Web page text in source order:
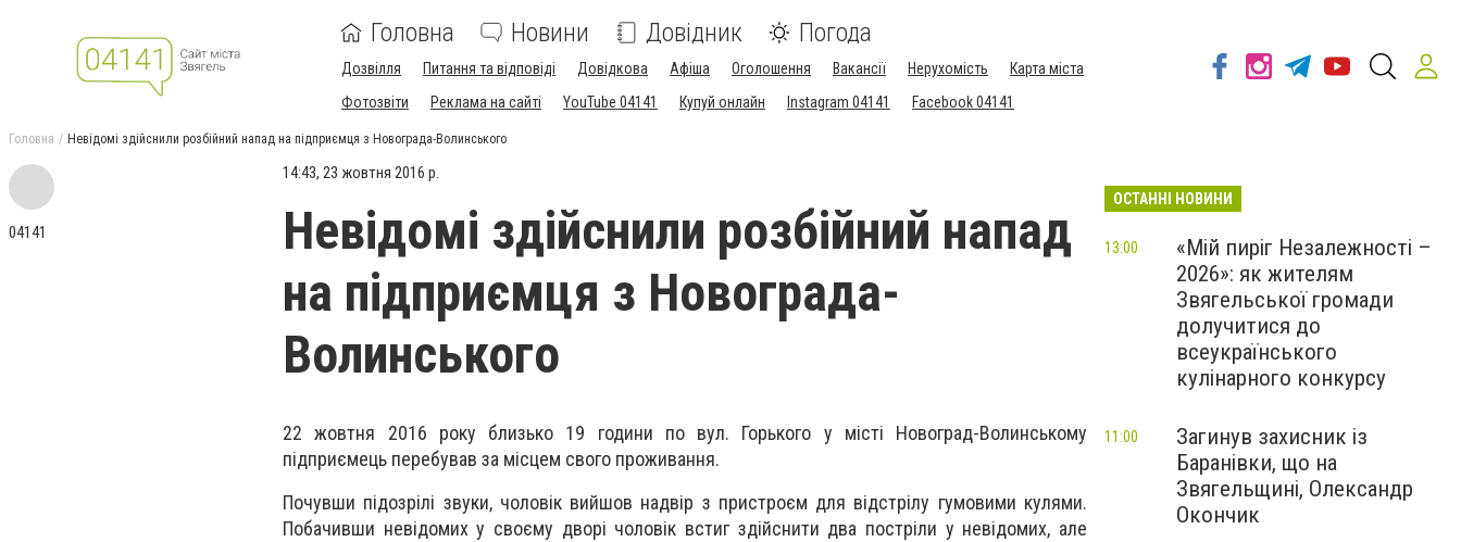
Головна Новини Довідник Погода
Дозвілля Питання та відповіді Довідкова Афіша Оголошення Вакансії Нерухомість
Карта міста
Фотозвіти
Реклама на сайті YouTube 04141 Купуй онлайн Instagram 04141 Facebook 04141
Головна Невідомі здійснили розбійний напад на підприємця з Новограда-Волинського
04141
14:43, 23 жовтня 2016 р.
Невідомі здійснили розбійний напад
на підприємця з Новограда-
Волинського
22 жовтня 2016 року близько 19 години по вул. Горького у місті Новоград-Волинському
підприємець перебував за місцем свого проживання.
Почувши підозрілі звуки, чоловік вийшов надвір з пристроєм для відстрілу гумовими кулями.
Побачивши невідомих у своєму дворі чоловік встиг здійснити два постріли у невідомих, але
ОСТАННІ НОВИНИ
«Мій пиріг Незалежності –
2026»: як жителям
Звягельської громади
долучитися до
всеукраїнського
кулінарного конкурсу
13:00
Загинув захисник із
Баранівки, що на
Звягельщині, Олександр
Окончик
11:00